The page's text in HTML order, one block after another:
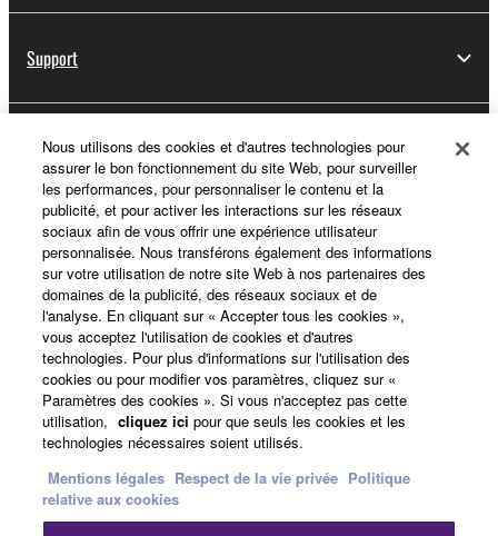
Support
Yamaha Music ID - Enregistrement
A propos de Yamaha
France - French
Professionnel
Nous utilisons des cookies et d'autres technologies pour
assurer le bon fonctionnement du site Web, pour surveiller
les performances, pour personnaliser le contenu et la
publicité, et pour activer les interactions sur les réseaux
sociaux afin de vous offrir une expérience utilisateur
personnalisée. Nous transférons également des informations
sur votre utilisation de notre site Web à nos partenaires des
domaines de la publicité, des réseaux sociaux et de
l'analyse. En cliquant sur « Accepter tous les cookies »,
vous acceptez l'utilisation de cookies et d'autres
technologies. Pour plus d'informations sur l'utilisation des
cookies ou pour modifier vos paramètres, cliquez sur «
Paramètres des cookies ». Si vous n'acceptez pas cette
utilisation, cliquez ici pour que seuls les cookies et les
technologies nécessaires soient utilisés.
Mentions légales Respect de la vie privée Politique
relative aux cookies